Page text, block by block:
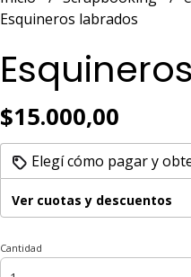
Esquineros labrados
$15.000,00
Elegí cómo pagar y
Ver cuotas y descuentos
Cantidad